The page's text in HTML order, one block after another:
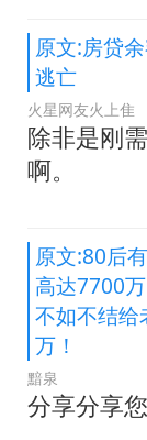
原文:房贷
逃亡
火星网友火上隹
除非是刚
啊。
原文:80后
高达7700
不如不结给
万！
黯泉
分享分享